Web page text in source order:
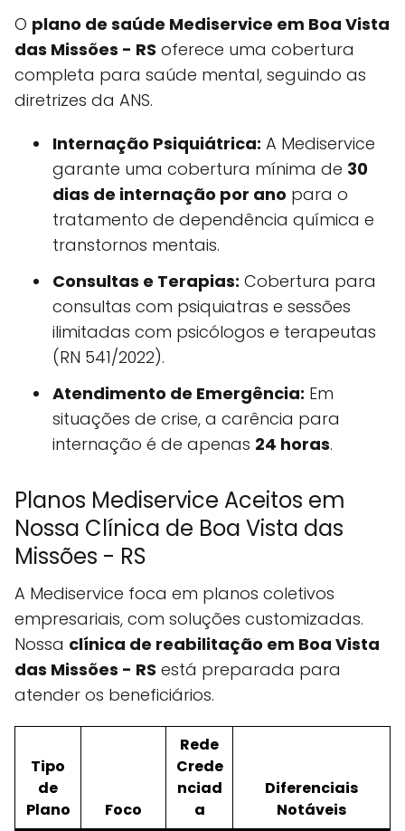
O plano de saúde Mediservice em Boa Vista
das Missões - RS oferece uma cobertura
completa para saúde mental, seguindo as
diretrizes da ANS.
Internação Psiquiátrica: A Mediservice
garante uma cobertura mínima de 30
dias de internação por ano para o
tratamento de dependência química e
transtornos mentais.
Consultas e Terapias: Cobertura para
consultas com psiquiatras e sessões
ilimitadas com psicólogos e terapeutas
(RN 541/2022).
Atendimento de Emergência: Em
situações de crise, a carência para
internação é de apenas 24 horas.
Planos Mediservice Aceitos em
Nossa Clínica de Boa Vista das
Missões - RS
A Mediservice foca em planos coletivos
empresariais, com soluções customizadas.
Nossa clínica de reabilitação em Boa Vista
das Missões - RS está preparada para
atender os beneficiários.
Tipo
de
Plano
Foco
Rede
Crede
nciad
a
Diferenciais
Notáveis